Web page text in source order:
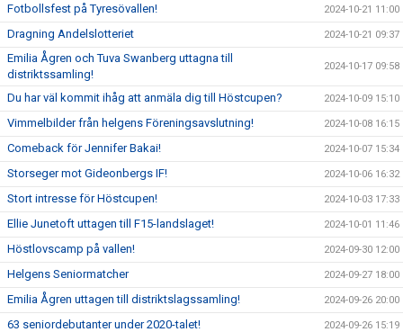
Fotbollsfest på Tyresövallen! 2024-10-21 11:00
Dragning Andelslotteriet 2024-10-21 09:37
Emilia Ågren och Tuva Swanberg uttagna till
distriktssamling!
2024-10-17 09:58
Du har väl kommit ihåg att anmäla dig till Höstcupen? 2024-10-09 15:10
Vimmelbilder från helgens Föreningsavslutning! 2024-10-08 16:15
Comeback för Jennifer Bakai! 2024-10-07 15:34
Storseger mot Gideonbergs IF! 2024-10-06 16:32
Stort intresse för Höstcupen! 2024-10-03 17:33
Ellie Junetoft uttagen till F15-landslaget! 2024-10-01 11:46
Höstlovscamp på vallen! 2024-09-30 12:00
Helgens Seniormatcher 2024-09-27 18:00
Emilia Ågren uttagen till distriktslagssamling! 2024-09-26 20:00
63 seniordebutanter under 2020-talet! 2024-09-26 15:19